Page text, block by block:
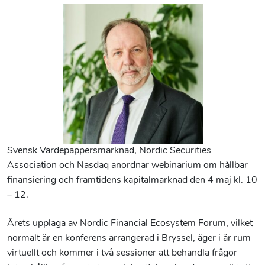
Svensk Värdepappersmarknad, Nordic Securities
Association och Nasdaq anordnar webinarium om hållbar
finansiering och framtidens kapitalmarknad den 4 maj kl. 10
– 12.
Årets upplaga av Nordic Financial Ecosystem Forum, vilket
normalt är en konferens arrangerad i Bryssel, äger i år rum
virtuellt och kommer i två sessioner att behandla frågor